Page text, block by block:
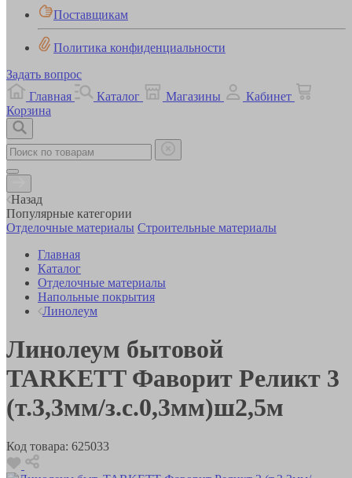
Поставщикам
Политика конфиденциальности
Задать вопрос
Главная
Каталог Магазины
Кабинет
Корзина
Назад
Популярные категории
Отделочные материалы Строительные материалы
Главная
Каталог
Отделочные материалы
Напольные покрытия
Линолеум
Линолеум бытовой
TARKETT Фаворит Реликт 3
(т.3,3мм/з.с.0,3мм)ш2,5м
Код товара: 625033